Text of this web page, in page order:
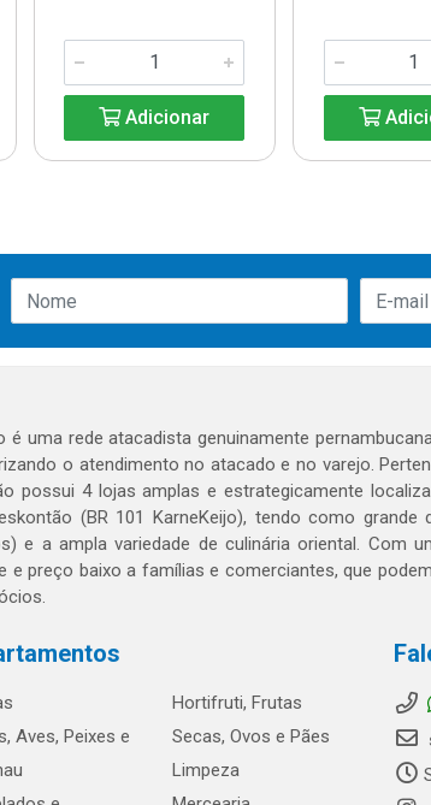
Adicionar
é uma rede atacadista genuinamente
o atendimento no atacado e no varejo.
possui 4 lojas amplas e estrategicamente
(BR 101 KarneKeijo), tendo como
e a ampla variedade de culinária oriental. Com
e preço baixo a famílias e comerciantes, que
Aves, Peixes e
Hortifruti, Frutas
Secas, Ovos e Pães
Limpeza